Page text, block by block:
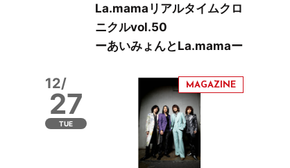
La.mamaリアルタイムクロ
ニクルvol.50
ーあいみょんとLa.mamaー
12/
27
TUE